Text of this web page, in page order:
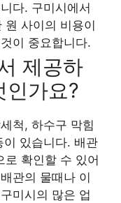
다. 구미시에서
사이의 비용이
이 중요합니다.
제공하
인가요?
척, 하수구 막힘
있습니다. 배관
로 확인할 수 있어
관의 물때나 이
미시의 많은 업